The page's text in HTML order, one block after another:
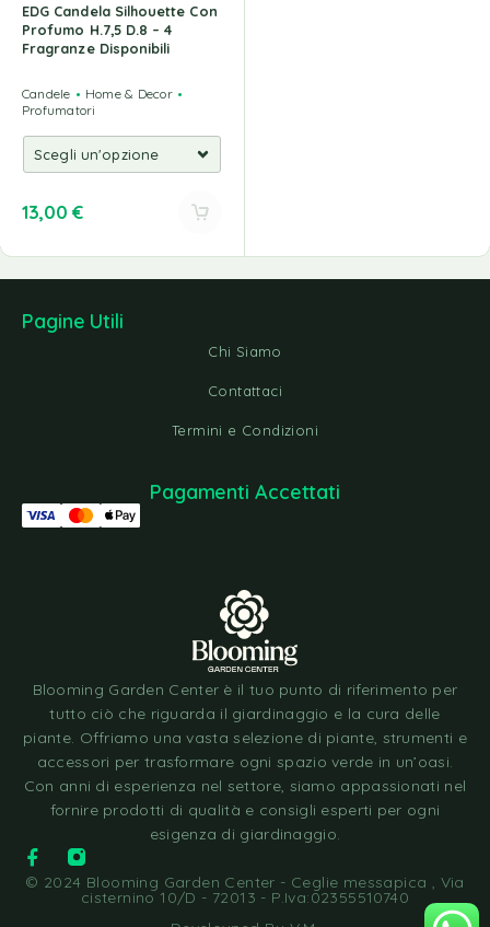
EDG Candela Silhouette Con
Profumo H.7,5 D.8 – 4
Fragranze Disponibili
Candele
Home & Decor
Profumatori
13,00 €
Pagine Utili
Chi Siamo
Contattaci
Termini e Condizioni
Blooming Garden Center è il tuo punto di riferimento per
tutto ciò che riguarda il giardinaggio e la cura delle
piante. Offriamo una vasta selezione di piante, strumenti e
accessori per trasformare ogni spazio verde in un’oasi.
Con anni di esperienza nel settore, siamo appassionati nel
fornire prodotti di qualità e consigli esperti per ogni
esigenza di giardinaggio.
© 2024 Blooming Garden Center - Ceglie messapica , Via
cisternino 10/D - 72013 - P.Iva:02355510740
Pagamenti Accettati